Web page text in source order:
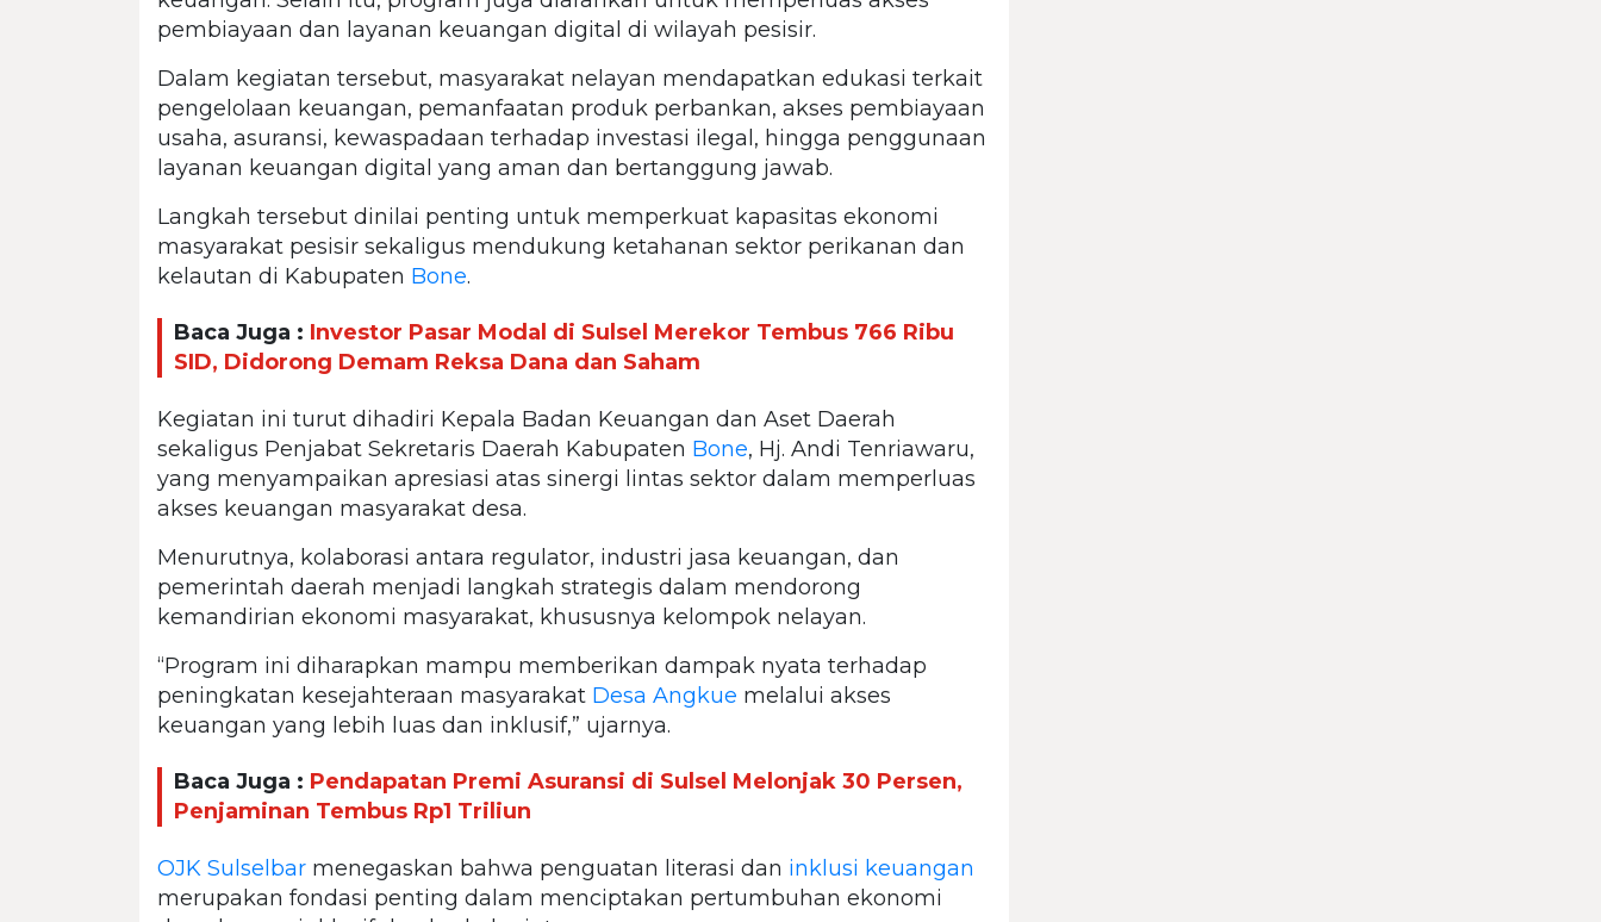
pembiayaan dan layanan keuangan digital di wilayah pesisir.
Dalam kegiatan tersebut, masyarakat nelayan mendapatkan edukasi terkait
pengelolaan keuangan, pemanfaatan produk perbankan, akses pembiayaan
usaha, asuransi, kewaspadaan terhadap investasi ilegal, hingga penggunaan
layanan keuangan digital yang aman dan bertanggung jawab.
Langkah tersebut dinilai penting untuk memperkuat kapasitas ekonomi
masyarakat pesisir sekaligus mendukung ketahanan sektor perikanan dan
kelautan di Kabupaten Bone.
Baca Juga : Investor Pasar Modal di Sulsel Merekor Tembus 766 Ribu
SID, Didorong Demam Reksa Dana dan Saham
Kegiatan ini turut dihadiri Kepala Badan Keuangan dan Aset Daerah
sekaligus Penjabat Sekretaris Daerah Kabupaten Bone, Hj. Andi Tenriawaru,
yang menyampaikan apresiasi atas sinergi lintas sektor dalam memperluas
akses keuangan masyarakat desa.
Menurutnya, kolaborasi antara regulator, industri jasa keuangan, dan
pemerintah daerah menjadi langkah strategis dalam mendorong
kemandirian ekonomi masyarakat, khususnya kelompok nelayan.
“Program ini diharapkan mampu memberikan dampak nyata terhadap
peningkatan kesejahteraan masyarakat Desa Angkue melalui akses
keuangan yang lebih luas dan inklusif,” ujarnya.
Baca Juga : Pendapatan Premi Asuransi di Sulsel Melonjak 30 Persen,
Penjaminan Tembus Rp1 Triliun
OJK Sulselbar menegaskan bahwa penguatan literasi dan inklusi keuangan
merupakan fondasi penting dalam menciptakan pertumbuhan ekonomi